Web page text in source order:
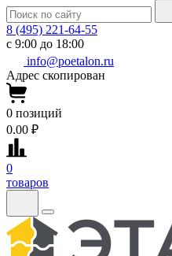
8 (495) 221-64-55
с 9:00 до 18:00
info@poetalon.ru
Адрес скопирован
0 позиций
0.00 ₽
0
товаров